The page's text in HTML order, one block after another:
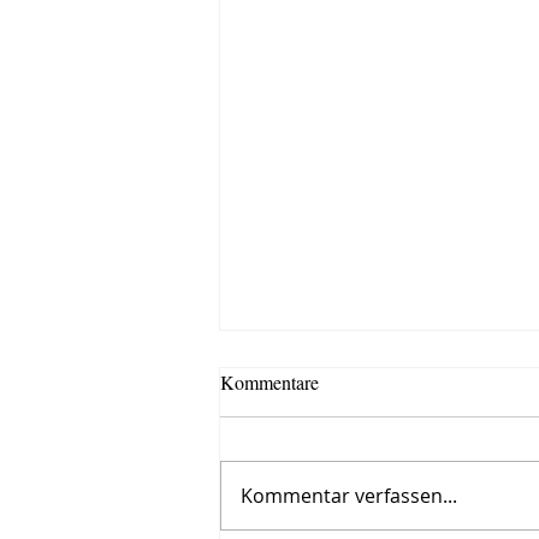
Roman, siebter Tag
Kommentare
Kommentar verfassen...